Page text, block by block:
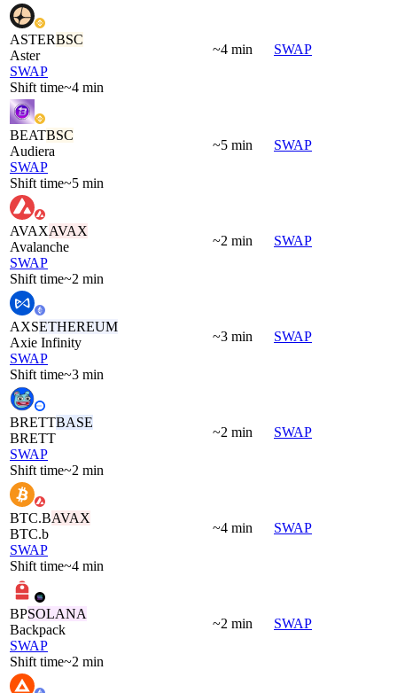
ASTERBSC
Aster
SWAP
Shift time~4 min
~4 min SWAP
BEATBSC
Audiera
SWAP
Shift time~5 min
~5 min SWAP
AVAXAVAX
Avalanche
SWAP
Shift time~2 min
~2 min SWAP
AXSETHEREUM
Axie Infinity
SWAP
Shift time~3 min
~3 min SWAP
BRETTBASE
BRETT
SWAP
Shift time~2 min
~2 min SWAP
BTC.BAVAX
BTC.b
SWAP
Shift time~4 min
~4 min SWAP
BPSOLANA
Backpack
SWAP
Shift time~2 min
~2 min SWAP